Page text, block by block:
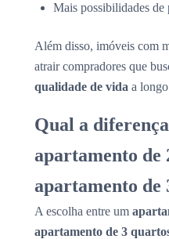
Mais possibilidades de
Além disso, imóveis com
atrair compradores que
qualidade de vida a
Qual a
apartamento de
apartamento de
A escolha entre um
apartamento de 3